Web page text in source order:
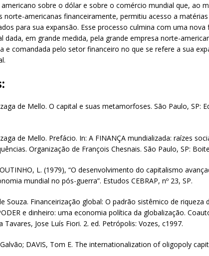
sobre o dólar e sobre o comércio mundial que, ao
norte-americanas financeiramente, permitiu acesso a
para sua expansão. Esse processo culmina com uma nova
dada, em grande medida, pela grande empresa norte-
e comandada pelo setor financeiro no que se refere a sua
de Mello. O capital e suas metamorfoses. São Paulo, SP:
de Mello. Prefácio. In: A FINANÇA mundializada: raízes
Organização de François Chesnais. São Paulo, SP:
L. (1979), “O desenvolvimento do capitalismo
mundial no pós-guerra”. Estudos CEBRAP, nº 23, SP.
Souza. Financeirização global: O padrão sistêmico de riqueza
e dinheiro: uma economia política da globalização.
Tavares, Jose Luís Fiori. 2. ed. Petrópolis: Vozes, c1997.
DAVIS, Tom E. The internationalization of oligopoly